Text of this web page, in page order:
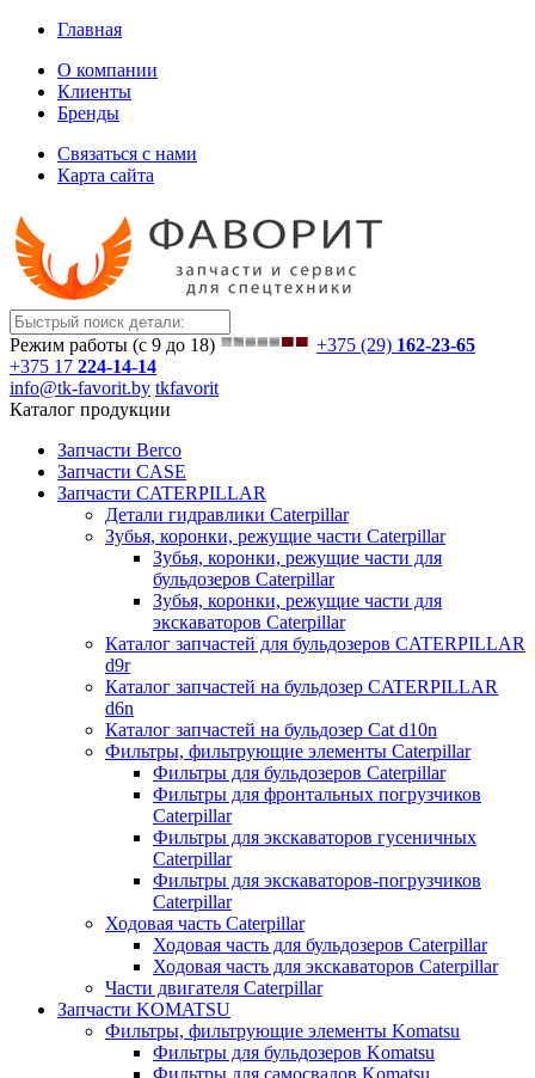
Главная
О компании
Клиенты
Бренды
Связаться с нами
Карта сайта
Режим работы (с 9 до 18) +375 (29) 162-23-65
+375 17 224-14-14
info@tk-favorit.by tkfavorit
Каталог продукции
Запчасти Berco
Запчасти CASE
Запчасти CATERPILLAR
Детали гидравлики Caterpillar
Зубья, коронки, режущие части Caterpillar
Зубья, коронки, режущие части для
бульдозеров Caterpillar
Зубья, коронки, режущие части для
экскаваторов Caterpillar
Каталог запчастей для бульдозеров CATERPILLAR
d9r
Каталог запчастей на бульдозер CATERPILLAR
d6n
Каталог запчастей на бульдозер Сat d10n
Фильтры, фильтрующие элементы Caterpillar
Фильтры для бульдозеров Caterpillar
Фильтры для фронтальных погрузчиков
Caterpillar
Фильтры для экскаваторов гусеничных
Caterpillar
Фильтры для экскаваторов-погрузчиков
Caterpillar
Ходовая часть Caterpillar
Ходовая часть для бульдозеров Caterpillar
Ходовая часть для экскаваторов Caterpillar
Части двигателя Caterpillar
Запчасти KOMATSU
Фильтры, фильтрующие элементы Komatsu
Фильтры для бульдозеров Komatsu
Фильтры для самосвалов Komatsu